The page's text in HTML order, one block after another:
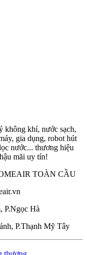
khí, nước sạch,
gia dụng, robot hút
nước... thương hiệu
mãi uy tín!
TOÀN CẦU
P.Ngọc Hà
P.Thạnh Mỹ Tây